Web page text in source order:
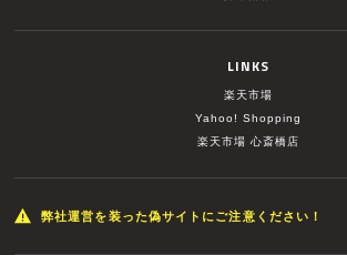
LINKS
楽天市場
Yahoo! Shopping
楽天市場 心斎橋店
弊社運営を装った偽サイトにご注意ください！